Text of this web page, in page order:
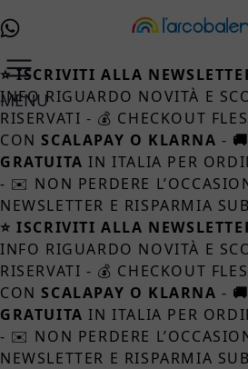
MENU
⭐ ISCRIVITI ALLA
INFO RIGUARDO NOVITÀ E
RISERVATI - 💰 CHECKOUT
CON SCALAPAY O KLARNA -
GRATUITA IN ITALIA PER
- ✉️ NON PERDERE
NEWSLETTER E RISPARMIA
⭐ ISCRIVITI ALLA
INFO RIGUARDO NOVITÀ E
RISERVATI - 💰 CHECKOUT
CON SCALAPAY O KLARNA -
GRATUITA IN ITALIA PER
- ✉️ NON PERDERE
NEWSLETTER E RISPARMIA